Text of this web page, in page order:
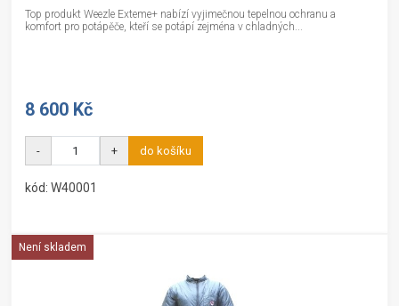
Top produkt Weezle Exteme+ nabízí vyjimečnou tepelnou ochranu a
komfort pro potápěče, kteří se potápí zejména v chladných...
8 600 Kč
- + do košíku
kód: W40001
Není skladem